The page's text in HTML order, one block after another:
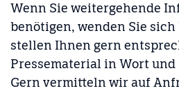
Wenn Sie weitergehende
benötigen, wenden Sie
stellen Ihnen gern
Pressematerial in Wort und
Gern vermitteln wir auf